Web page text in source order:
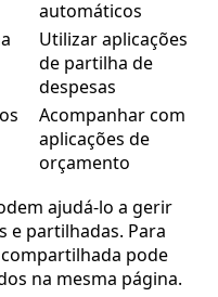
automáticos
Utilizar aplicações
de partilha de
despesas
Acompanhar com
aplicações de
orçamento
ajudá-lo a gerir
e partilhadas. Para
pode
na mesma página.